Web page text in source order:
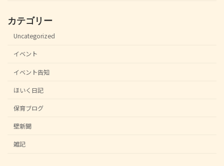
カテゴリー
Uncategorized
イベント
イベント告知
ほいく日記
保育ブログ
壁新聞
雑記